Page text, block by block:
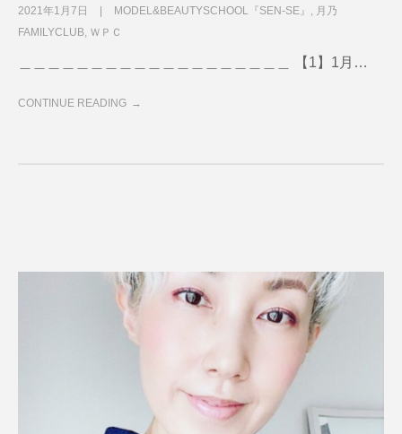
2021年1月7日 MODEL&BEAUTYSCHOOL『SEN-SE』
月乃
FAMILYCLUB ＷＰＣ
＿＿＿＿＿＿＿＿＿＿＿＿＿＿＿＿＿＿＿ 【1】1月…
CONTINUE READING